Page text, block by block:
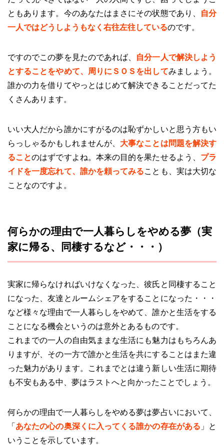
ともあります。今のあなたはまさにその状態であり、
自分
一人ではどうしようもなく右往左往しているのです。
ですのでこの夢を見たのであれば、
自分一人で解決しよう
とすることをやめて、周りにＳＯＳを出してみましょう。
誰かの力を借りてやっとはじめて解決できることだってた
くさんあります。
いい大人だから誰かにすがるのは恥ずかしいと思う方もい
らっしゃるかもしれませんが、 大事なことは問題を解決す
ることのはずですよね。本来の目的を果たせるよう、 プラ
イドを一度忘れて、誰かを頼ってみることも、実は大切な
ことなのですよ。
何らかの理由で一人暮らしをやめる夢（実
家に帰る、同棲するなど・・・）
実家に帰らなければいけなくなった、彼氏と同棲すること
になった、友達とルームシェアをすることになった・・・
など様々な理由で一人暮らしをやめて、誰かと生活をする
ことになる機会というのは意外とあるものです。
これまでの一人の自由気ままな生活にも魅力はもちろんあ
りますが、その一方で誰かと生活を共にすることはまた違
った魅力があります。これまでとは違う新しい生活に期待
も不安もある中、夢はラストへと向かったことでしょう。
何らかの理由で一人暮らしをやめる夢は夢占いにおいて、
「 あなたの心の奥深くに入ってくる誰かの存在がある 」と
いうことを示しています。